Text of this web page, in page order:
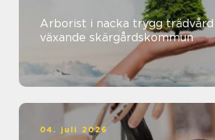
Arborist i nacka trygg trädvård i en
växande skärgårdskommun
04. juli 2026